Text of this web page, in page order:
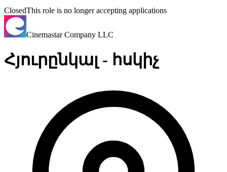
ClosedThis role is no longer accepting applications
Cinemastar Company LLC
Հյուրընկալ - հսկիչ